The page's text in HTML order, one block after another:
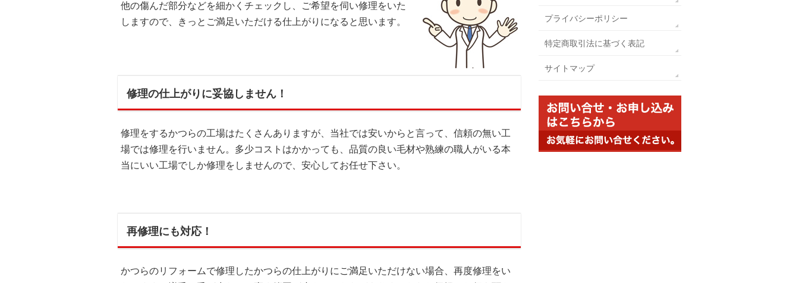
他の傷んだ部分などを細かくチェックし、ご希望を伺い修理をいた
しますので、きっとご満足いただける仕上がりになると思います。
修理の仕上がりに妥協しません！
修理をするかつらの工場はたくさんありますが、当社では安いからと言って、信頼の無い工
場では修理を行いません。多少コストはかかっても、品質の良い毛材や熟練の職人がいる本
当にいい工場でしか修理をしませんので、安心してお任せ下さい。
再修理にも対応！
かつらのリフォームで修理したかつらの仕上がりにご満足いただけない場合、再度修理をい
プライバシーポリシー
特定商取引法に基づく表記
サイトマップ